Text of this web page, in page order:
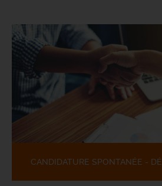
CANDIDATURE SPONTANÉE -